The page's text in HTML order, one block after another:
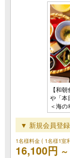
【和
や「本
＜海の
▼ 新規会員登
1名様料金( 1名様1室
16,100円 ～